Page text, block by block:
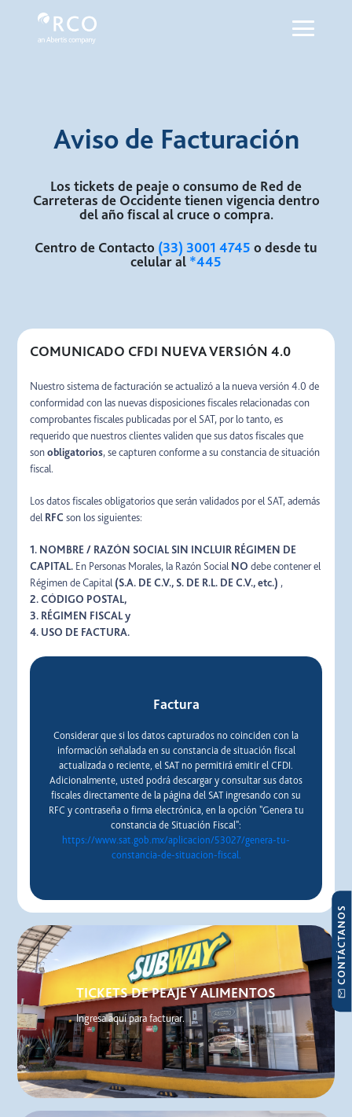
Ugrás a fő tartalomhoz
Facturación - Red Vía Corta
Aviso de Facturación
Los tickets de peaje o consumo de Red de
Carreteras de Occidente tienen vigencia dentro
del año fiscal al cruce o compra.
Centro de Contacto (33) 3001 4745 o desde tu
celular al *445
COMUNICADO CFDI NUEVA VERSIÓN 4.0
Nuestro sistema de facturación se actualizó a la nueva versión 4.0 de
conformidad con las nuevas disposiciones fiscales relacionadas con
comprobantes fiscales publicadas por el SAT, por lo tanto, es
requerido que nuestros clientes validen que sus datos fiscales que
sonobligatorios, se capturen conforme a su constancia de situación
fiscal.
Los datos fiscales obligatorios que serán validados por el SAT, además
del RFC son los siguientes:
1. NOMBRE / RAZÓN SOCIAL SIN INCLUIR RÉGIMEN DE
CAPITAL. En Personas Morales, la Razón Social NO debe contener el
Régimen de Capital (S.A. DE C.V., S. DE R.L. DE C.V., etc.) ,
2. CÓDIGO POSTAL,
3. RÉGIMEN FISCAL y
4. USO DE FACTURA.
Factura
Considerar que si los datos capturados no coinciden con la
información señalada en su constancia de situación fiscal
actualizada o reciente, el SAT no permitirá emitir el CFDI.
Adicionalmente, usted podrá descargar y consultar sus datos
fiscales directamente de la página del SAT ingresando con su
RFC y contraseña o firma electrónica, en la opción "Genera tu
constancia de Situación Fiscal":
https://www.sat.gob.mx/aplicacion/53027/genera-tu-
constancia-de-situacion-fiscal.
TICKETS DE PEAJE Y ALIMENTOS
Ingresa aquí para facturar.
CONTÁCTANOS